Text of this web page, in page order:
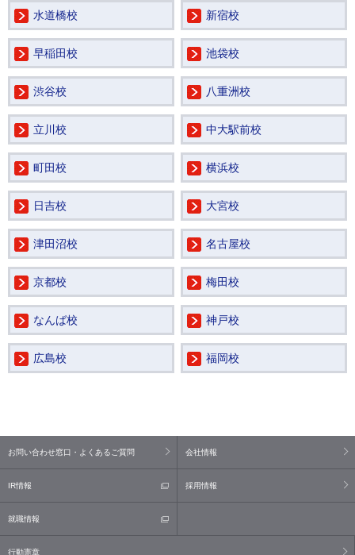
水道橋校 新宿校
早稲田校 池袋校
渋谷校 八重洲校
立川校 中大駅前校
町田校 横浜校
日吉校 大宮校
津田沼校 名古屋校
京都校 梅田校
なんば校 神戸校
広島校 福岡校
お問い合わせ窓口・よくあるご質問 会社情報
IR情報 採用情報
就職情報
行動憲章